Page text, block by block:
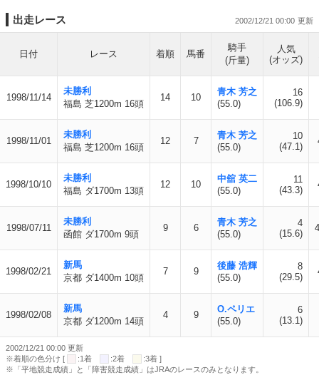
出走レース 2002/12/21 00:00
日付 レース 着順 馬番
騎手
(斤量)
人気
(オッズ)
1998/11/14
未勝利
福島 芝1200m 16頭
14 10
青木 芳之
(55.0)
16
(106.9)
1998/11/01
未勝利
福島 芝1200m 16頭
12 7
青木 芳之
(55.0)
10
(47.1)
1998/10/10
未勝利
福島 ダ1700m 13頭
12 10
中舘 英二
(55.0)
11
(43.3)
1998/07/11
未勝利
函館 ダ1700m 9頭
9 6
青木 芳之
(55.0)
4
(15.6)
1998/02/21
新馬
京都 ダ1400m 10頭
7 9
後藤 浩輝
(55.0)
8
(29.5)
1998/02/08
新馬
京都 ダ1200m 14頭
4 9
O.ペリエ
(55.0)
6
(13.1)
2002/12/21 00:00 更新
※着順の色分け [
:1着 :2着
:3着 ]
※「平地競走成績」と「障害競走成績」はJRAのレースのみとなります。